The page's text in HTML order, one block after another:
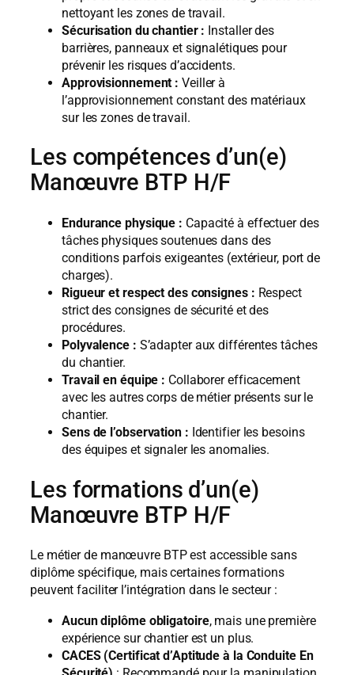
nettoyant les zones de travail.
Sécurisation du chantier : Installer des
barrières, panneaux et signalétiques pour
prévenir les risques d’accidents.
Approvisionnement : Veiller à
l’approvisionnement constant des matériaux
sur les zones de travail.
Les compétences d’un(e)
Manœuvre BTP H/F
Endurance physique : Capacité à effectuer des
tâches physiques soutenues dans des
conditions parfois exigeantes (extérieur, port de
charges).
Rigueur et respect des consignes : Respect
strict des consignes de sécurité et des
procédures.
Polyvalence : S’adapter aux différentes tâches
du chantier.
Travail en équipe : Collaborer efficacement
avec les autres corps de métier présents sur le
chantier.
Sens de l’observation : Identifier les besoins
des équipes et signaler les anomalies.
Les formations d’un(e)
Manœuvre BTP H/F
Le métier de manœuvre BTP est accessible sans
diplôme spécifique, mais certaines formations
peuvent faciliter l’intégration dans le secteur :
Aucun diplôme obligatoire, mais une première
expérience sur chantier est un plus.
CACES (Certificat d’Aptitude à la Conduite En